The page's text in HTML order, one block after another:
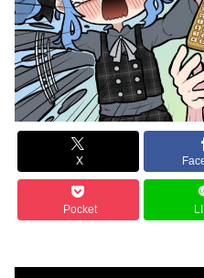
X
Pocket